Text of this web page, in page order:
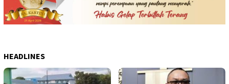
HEADLINES